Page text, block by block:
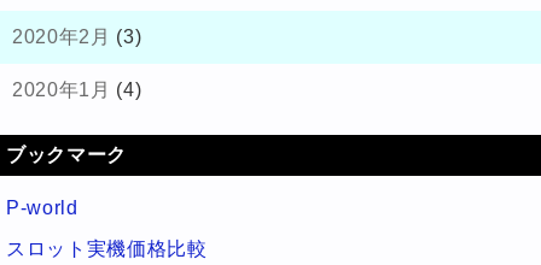
2020年2月 (3)
2020年1月 (4)
ブックマーク
P-world
スロット実機価格比較